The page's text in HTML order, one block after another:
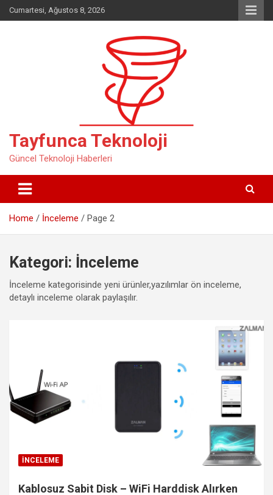
Skip
to
Cumartesi, Ağustos 8, 2026
Tayfunca Teknoloji
Güncel Teknoloji Haberleri
Home İnceleme Page 2
Kategori: İnceleme
İnceleme kategorisinde yeni ürünler,yazılımlar ön inceleme,
detaylı inceleme olarak paylaşılır.
İNCELEME
Kablosuz Sabit Disk – WiFi Harddisk Alırken